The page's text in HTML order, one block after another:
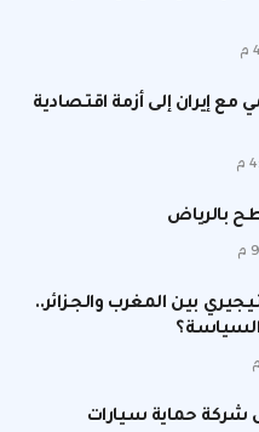
مع إيران إلى أزمة اقتصادية
بالرياض
بين المغرب والجزائر..
السياسة؟
شركة حماية سيارات